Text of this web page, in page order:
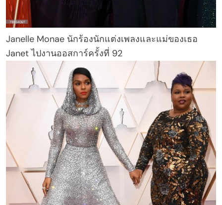
Janelle Monae นักร้องนักแต่งเพลงและแม่ของเธอ
Janet ไปงานออสการ์ครั้งที่ 92